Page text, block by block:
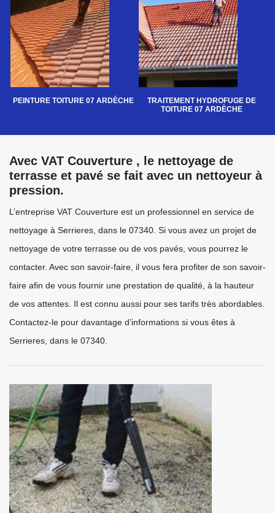
PEINTURE TOITURE 07 ARDÈCHE
TRAITEMENT HYDROFUGE DE
TOITURE 07 ARDÈCHE
Avec VAT Couverture , le nettoyage de
terrasse et pavé se fait avec un nettoyeur à
pression.
L’entreprise VAT Couverture est un professionnel en service de
nettoyage à Serrieres, dans le 07340. Si vous avez un projet de
nettoyage de votre terrasse ou de vos pavés, vous pourrez le
contacter. Avec son savoir-faire, il vous fera profiter de son savoir-
faire afin de vous fournir une prestation de qualité, à la hauteur
de vos attentes. Il est connu aussi pour ses tarifs très abordables.
Contactez-le pour davantage d’informations si vous êtes à
Serrieres, dans le 07340.